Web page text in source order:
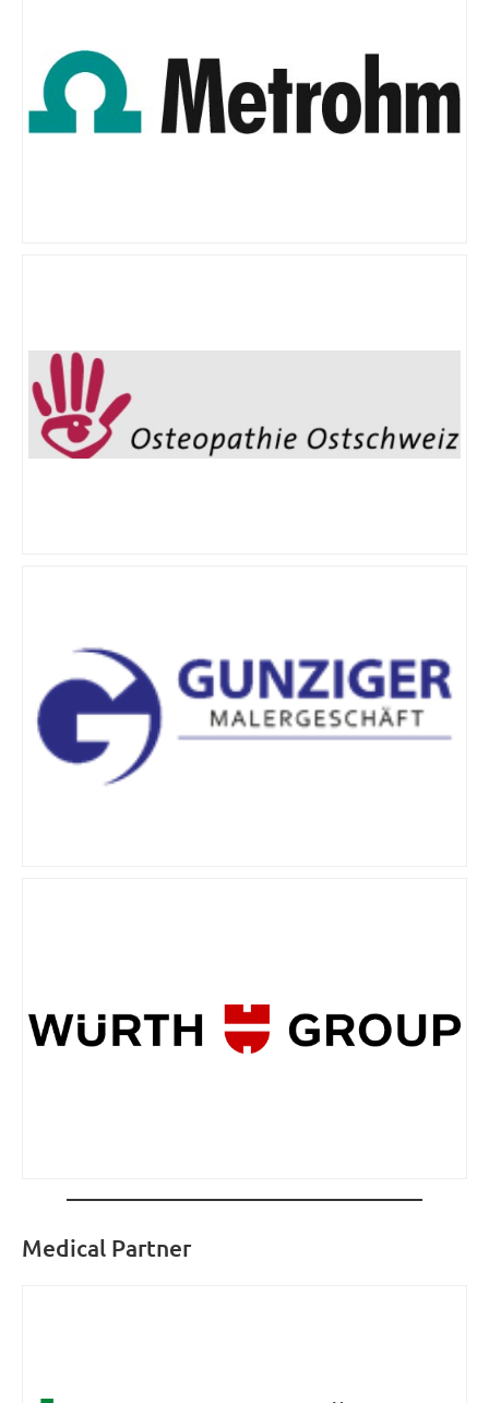
Medical Partner